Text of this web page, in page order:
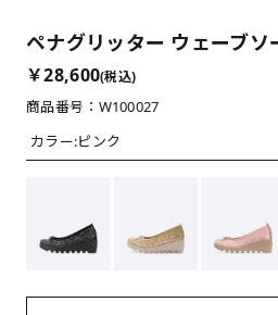
ペナグリッター ウェーブソ
￥28,600(税込)
商品番号：W100027
カラー:ピンク